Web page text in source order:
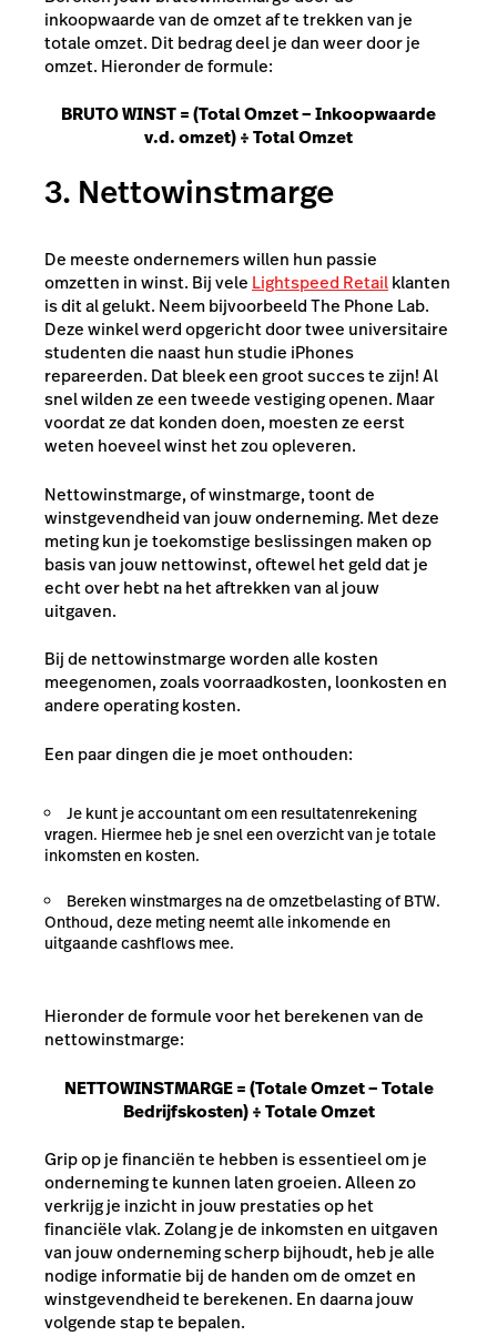
inkoopwaarde van de omzet af te trekken van je
totale omzet. Dit bedrag deel je dan weer door je
omzet. Hieronder de formule:
BRUTO WINST = (Total Omzet – Inkoopwaarde
v.d. omzet) ÷ Total Omzet
3. Nettowinstmarge
De meeste ondernemers willen hun passie
omzetten in winst. Bij vele Lightspeed Retailklanten
is dit al gelukt. Neem bijvoorbeeld The Phone Lab.
Deze winkel werd opgericht door twee universitaire
studenten die naast hun studie iPhones
repareerden. Dat bleek een groot succes te zijn! Al
snel wilden ze een tweede vestiging openen. Maar
voordat ze dat konden doen, moesten ze eerst
weten hoeveel winst het zou opleveren.
Nettowinstmarge, of winstmarge, toont de
winstgevendheid van jouw onderneming. Met deze
meting kun je toekomstige beslissingen maken op
basis van jouw nettowinst, oftewel het geld dat je
echt over hebt na het aftrekken van al jouw
uitgaven.
Bij de nettowinstmarge worden alle kosten
meegenomen, zoals voorraadkosten, loonkosten en
andere operating kosten.
Een paar dingen die je moet onthouden:
Je kunt je accountant om een resultatenrekening
vragen. Hiermee heb je snel een overzicht van je totale
inkomsten en kosten.
Bereken winstmarges na de omzetbelasting of BTW.
Onthoud, deze meting neemt alle inkomende en
uitgaande cashflows mee.
Hieronder de formule voor het berekenen van de
nettowinstmarge:
NETTOWINSTMARGE = (Totale Omzet – Totale
Bedrijfskosten) ÷ Totale Omzet
Grip op je financiën te hebben is essentieel om je
onderneming te kunnen laten groeien. Alleen zo
verkrijg je inzicht in jouw prestaties op het
financiële vlak. Zolang je de inkomsten en uitgaven
van jouw onderneming scherp bijhoudt, heb je alle
nodige informatie bij de handen om de omzet en
winstgevendheid te berekenen. En daarna jouw
volgende stap te bepalen.